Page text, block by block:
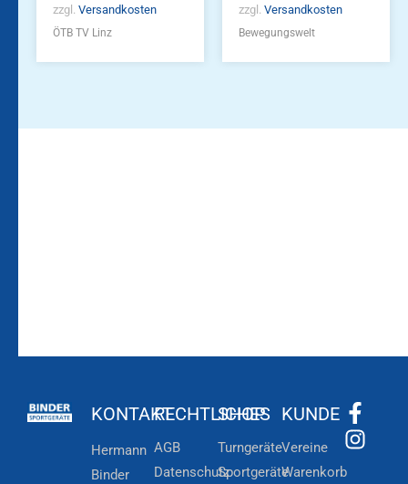
zzgl. Versandkosten
ÖTB TV Linz
zzgl. Versandkosten
Bewegungswelt
KONTAKT
Hermann
Binder
RECHTLICHES
AGB
Datenschutz
SHOP
Turngeräte
Sportgeräte
KUNDE
Vereine
Warenkorb